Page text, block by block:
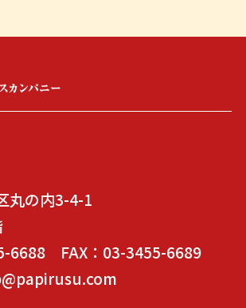
丸の内3-4-1
6688 FAX：03-3455-6689